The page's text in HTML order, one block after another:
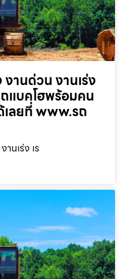
านด่วน งานเร่ง
แบคโฮพร้อมคน
ลยที่ www.รถ
นเร่ง เร